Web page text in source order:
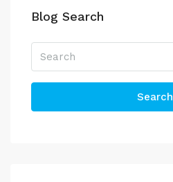
Blog Search
Search